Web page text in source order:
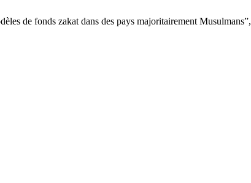
de fonds zakat dans des pays majoritairement Musulmans”,